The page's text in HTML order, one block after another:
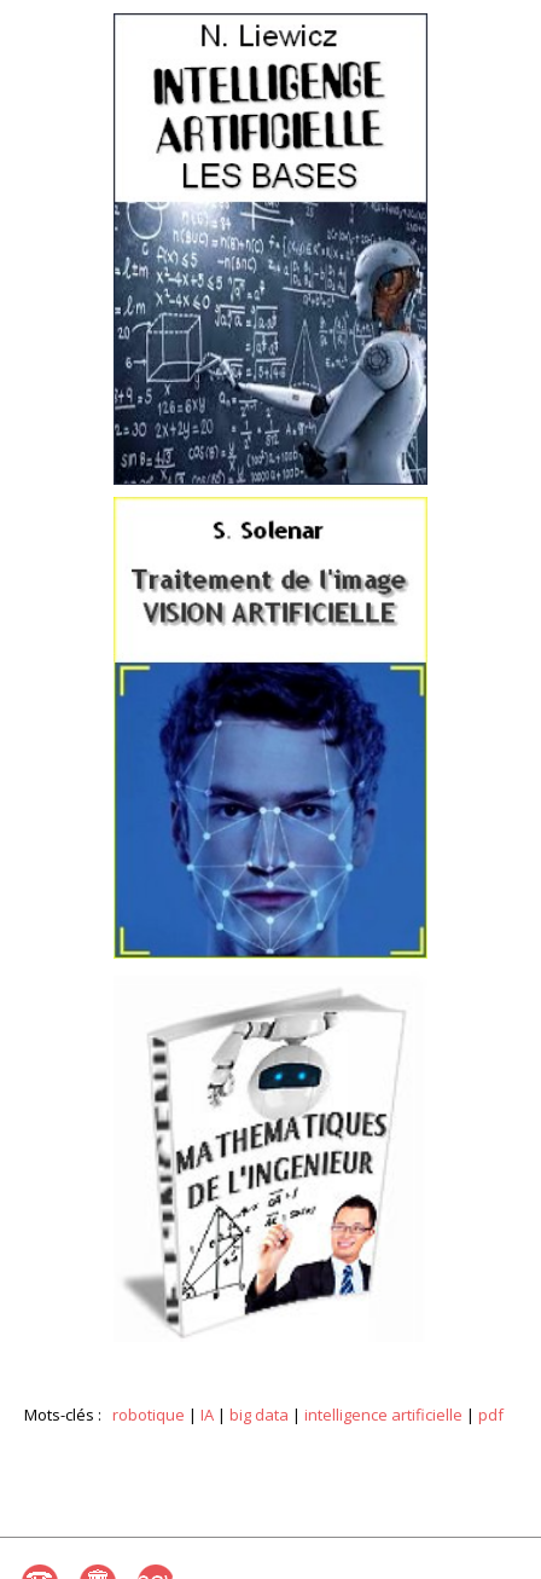
Mots-clés : robotique | IA | big data | intelligence artificielle | pdf